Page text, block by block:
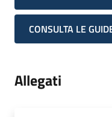
CONSULTA LE
Allegati